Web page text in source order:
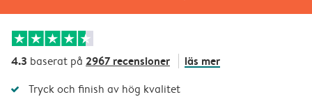
4.3 baserat på 2967 recensioner läs mer
Tryck och finish av hög kvalitet